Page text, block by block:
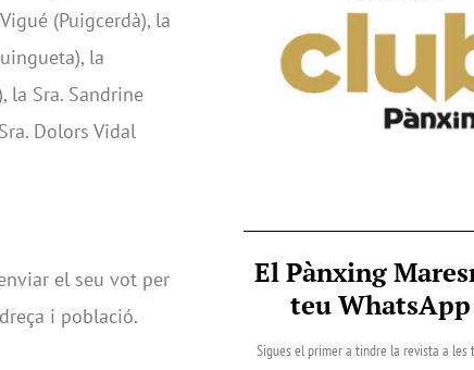
(Puigcerdà), la
la
la Sra. Sandrine
Dolors Vidal
el seu vot per
i població.
El Pànxing
teu WhatsApp
Sigues el primer a tindre la revista a les